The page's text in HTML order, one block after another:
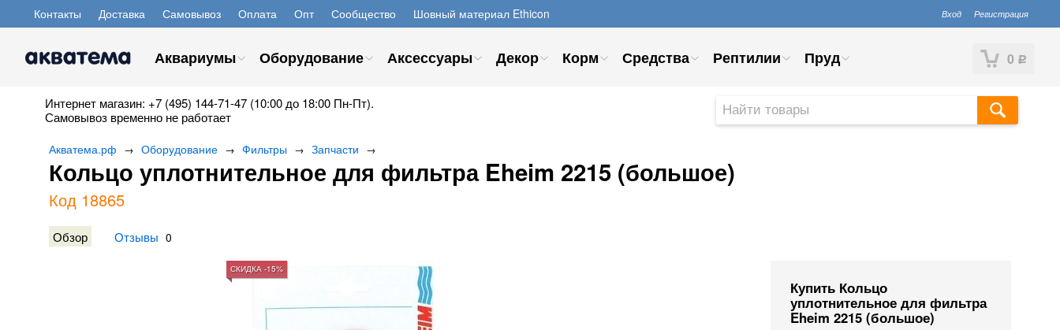
Контакты Доставка Самовывоз Оплата Опт Сообщество Шовный материал Ethicon Вход Регистрация
0 Р
Аквариумы Оборудование Аксессуары Декор Корм Средства Рептилии Пруд
Интернет магазин: +7 (495) 144-71-47 (10:00 до 18:00 Пн-Пт).
Самовывоз временно не работает
Акватема.рф → Оборудование → Фильтры → Запчасти →
Кольцо уплотнительное для фильтра Eheim 2215 (большое)
Код 18865
Обзор Отзывы 0
Купить Кольцо
уплотнительное для фильтра
Eheim 2215 (большое)
СКИДКА -15%